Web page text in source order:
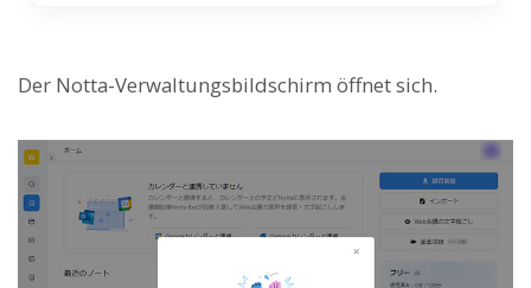
Der Notta-Verwaltungsbildschirm öffnet sich.